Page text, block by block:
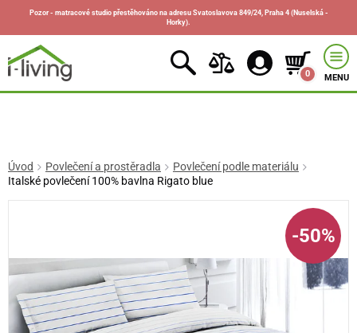
Pozor - matracové studio přestěhováno na adresu Svatoslavova 849/24, Praha 4 (Nuselská -
Horky).
0 MENU
Úvod Povlečení a prostěradla
Povlečení podle materiálu
Italské povlečení 100% bavlna Rigato blue
-50%